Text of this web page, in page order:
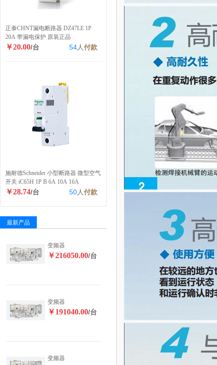
正泰CHNT漏电断路器 DZ47LE 1P
20A 带漏电保护 原装正品
￥20.00/台 54人付款
施耐德Schneider 小型断路器 微型空气
开关 iC65H 1P B 6A 10A 16A
￥28.74/台 50人付款
最新产品
变频器
￥216050.00/台
变频器
￥191040.00/台
变频器